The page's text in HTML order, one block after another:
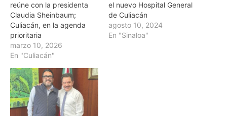
reúne con la presidenta
Claudia Sheinbaum;
Culiacán, en la agenda
prioritaria
marzo 10, 2026
En "Culiacán"
el nuevo Hospital General
de Culiacán
agosto 10, 2024
En "Sinaloa"